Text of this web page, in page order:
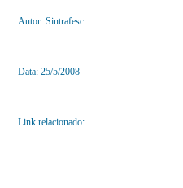
Autor: Sintrafesc
Data: 25/5/2008
Link relacionado: